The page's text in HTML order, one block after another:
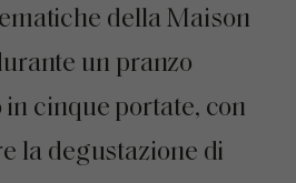
della Maison
un pranzo
cinque portate, con
la degustazione di